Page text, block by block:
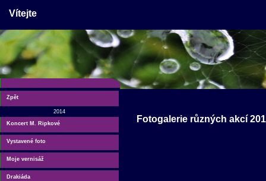
Vítejte
Zpět
2014
Koncert M. Ripkové
Vystavené foto
Moje vernisáž
Drakiáda
Fotogalerie různých akcí